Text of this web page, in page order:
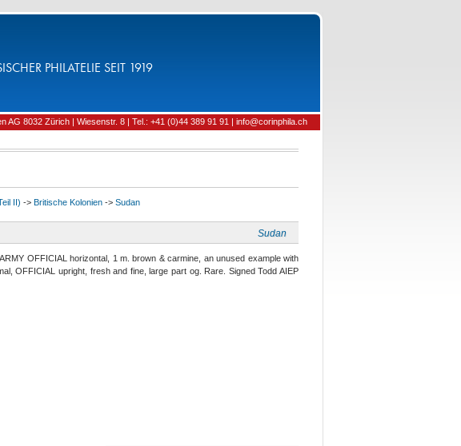
PHILATELIE SEIT 1919
AG 8032 Zürich | Wiesenstr. 8 | Tel.: +41 (0)44 389 91 91 | info@corinphila.ch
II) -> Britische Kolonien -> Sudan
Sudan
OFFICIAL horizontal, 1 m. brown & carmine, an unused example with
OFFICIAL upright, fresh and fine, large part og. Rare. Signed Todd AIEP